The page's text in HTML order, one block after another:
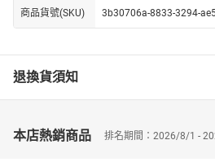
商品貨號(SKU) 3b30706a-8833-3294-
退換貨須知
本店熱銷商品 排名期間：2026/8/1 -